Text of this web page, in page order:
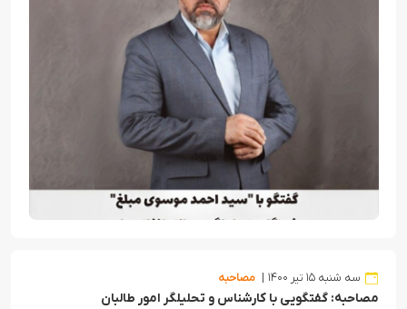
سه شنبه ۱۵ تیر ۱۴۰۰ مصاحبه
مصاحبه: گفتگویی با کارشناس و تحلیلگر امور طالبان